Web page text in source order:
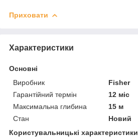
Приховати
Характеристики
Основні
Виробник
Fisher
Гарантійний термін
12 міс
Максимальна глибина
15 м
Стан
Новий
Користувальницькі характеристики